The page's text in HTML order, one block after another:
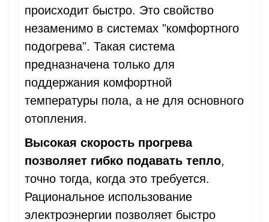
происходит быстро. Это свойство
незаменимо в системах "комфортного
подогрева". Такая система
предназначена только для
поддержания комфортной
температуры пола, а не для основного
отопления.
Высокая скорость прогрева
позволяет гибко подавать тепло,
точно тогда, когда это требуется.
Рациональное использование
электроэнергии позволяет быстро